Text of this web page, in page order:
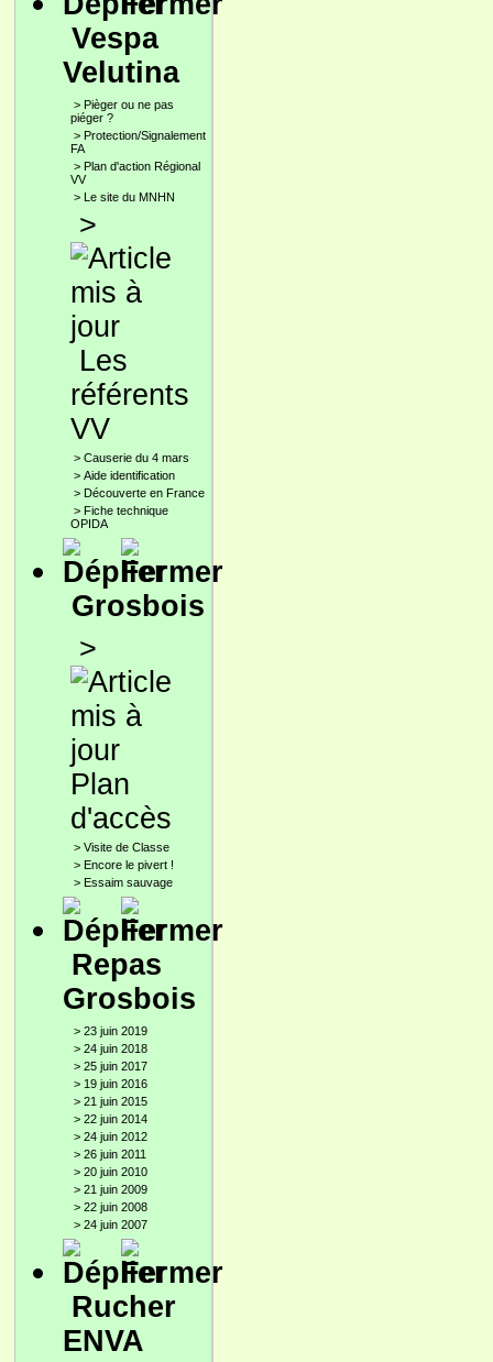
Vespa
Velutina
> Pièger ou ne pas
piéger ?
> Protection/Signalement
FA
> Plan d'action Régional
VV
> Le site du MNHN
>
Les
référents
VV
> Causerie du 4 mars
> Aide identification
> Découverte en France
> Fiche technique
OPIDA
Grosbois
>
Plan
d'accès
> Visite de Classe
> Encore le pivert !
> Essaim sauvage
Repas
Grosbois
> 23 juin 2019
> 24 juin 2018
> 25 juin 2017
> 19 juin 2016
> 21 juin 2015
> 22 juin 2014
> 24 juin 2012
> 26 juin 2011
> 20 juin 2010
> 21 juin 2009
> 22 juin 2008
> 24 juin 2007
Rucher
ENVA